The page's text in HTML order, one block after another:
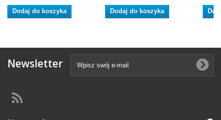
Dodaj do koszyka Dodaj do koszyka
Newsletter